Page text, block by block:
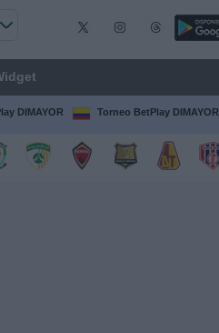
DIMAYOR Torneo BetPlay DIMAYOR